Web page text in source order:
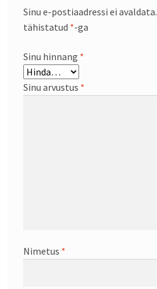
Sinu e-postiaadressi ei avaldata.
tähistatud *-ga
Sinu hinnang *
Sinu arvustus *
Nimetus *